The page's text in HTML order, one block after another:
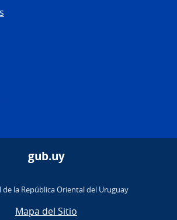
gub.uy
de la República Oriental del Uruguay
Mapa del Sitio